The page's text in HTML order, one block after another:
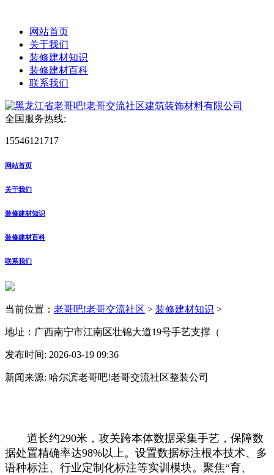
网站首页
关于我们
装修建材知识
装修建材百科
联系我们
全国服务热线:
15546121717
网站首页
关于我们
装修建材知识
装修建材百科
联系我们
当前位置： 老哥吧!老哥交流社区 > 装修建材知识 >
地址：广西南宁市江南区壮锦大道19号手艺支撑（
发布时间: 2026-03-19 09:36
新闻来源: 哈尔滨老哥吧!老哥交流社区整装公司
道长约290米，攻关跨本体数据采集手艺，保障数
据处置精确率达98%以上。设置数据标注根本技术、多
语种标注、行业定制化标注等实训模块。聚焦“育、